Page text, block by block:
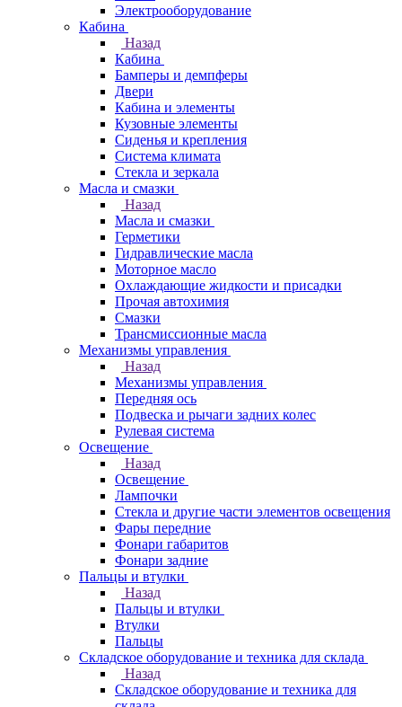
Электрооборудование
Кабина
Назад
Кабина
Бамперы и демпферы
Двери
Кабина и элементы
Кузовные элементы
Сиденья и крепления
Система климата
Стекла и зеркала
Масла и смазки
Назад
Масла и смазки
Герметики
Гидравлические масла
Моторное масло
Охлаждающие жидкости и присадки
Прочая автохимия
Смазки
Трансмиссионные масла
Механизмы управления
Назад
Механизмы управления
Передняя ось
Подвеска и рычаги задних колес
Рулевая система
Освещение
Назад
Освещение
Лампочки
Стекла и другие части элементов освещения
Фары передние
Фонари габаритов
Фонари задние
Пальцы и втулки
Назад
Пальцы и втулки
Втулки
Пальцы
Складское оборудование и техника для склада
Назад
Складское оборудование и техника для